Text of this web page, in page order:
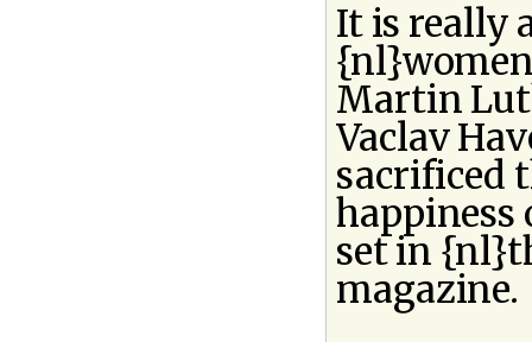
It is really
Martin
Vaclav
sacrificed
happiness
set in
magazine.